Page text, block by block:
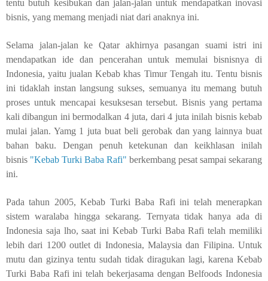
tentu butuh kesibukan dan jalan-jalan untuk mendapatkan inovasi
bisnis, yang memang menjadi niat dari anaknya ini.
Selama jalan-jalan ke Qatar akhirnya pasangan suami istri ini
mendapatkan ide dan pencerahan untuk memulai bisnisnya di
Indonesia, yaitu jualan Kebab khas Timur Tengah itu. Tentu bisnis
ini tidaklah instan langsung sukses, semuanya itu memang butuh
proses untuk mencapai kesuksesan tersebut. Bisnis yang pertama
kali dibangun ini bermodalkan 4 juta, dari 4 juta inilah bisnis kebab
mulai jalan. Yamg 1 juta buat beli gerobak dan yang lainnya buat
bahan baku. Dengan penuh ketekunan dan keikhlasan inilah
bisnis "Kebab Turki Baba Rafi" berkembang pesat sampai sekarang
ini.
Pada tahun 2005, Kebab Turki Baba Rafi ini telah menerapkan
sistem waralaba hingga sekarang. Ternyata tidak hanya ada di
Indonesia saja lho, saat ini Kebab Turki Baba Rafi telah memiliki
lebih dari 1200 outlet di Indonesia, Malaysia dan Filipina. Untuk
mutu dan gizinya tentu sudah tidak diragukan lagi, karena Kebab
Turki Baba Rafi ini telah bekerjasama dengan Belfoods Indonesia